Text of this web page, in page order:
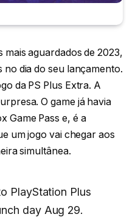
mais aguardados de 2023,
no dia do seu lançamento.
da PS Plus Extra. A
O game já havia
Game Pass e, é a
um jogo vai chegar aos
simultânea.
PlayStation Plus
day Aug 29.